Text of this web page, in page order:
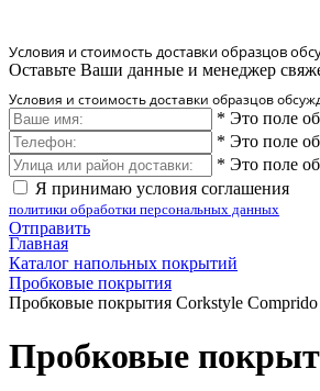
Условия и стоимость доставки образцов
Оставьте Ваши данные и менеджер
Условия и стоимость доставки образцов
* Это поле
* Это поле
* Это поле
Я принимаю условия соглашения
политики обработки персональных данных
Отправить
Главная
Каталог напольных покрытий
Пробковые покрытия
Пробковые покрытия Corkstyle Comprido
Пробковые